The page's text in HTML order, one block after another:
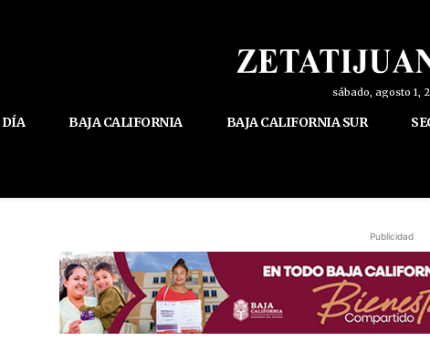
sábado, agosto 1,
BAJA CALIFORNIA BAJA CALIFORNIA SUR
Publicidad